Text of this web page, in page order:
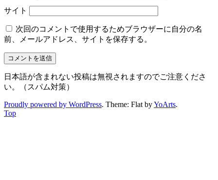
サイト
次回のコメントで使用するためブラウザーに自分の名
前、メールアドレス、サイトを保存する。
日本語が含まれない投稿は無視されますのでご注意くださ
い。（スパム対策）
Proudly powered by WordPress. Theme: Flat byYoArts.
Top